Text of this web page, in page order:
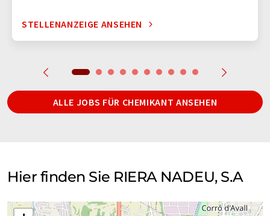
STELLENANZEIGE ANSEHEN
ALLE JOBS FÜR CHEMIKANT ANSEHEN
Hier finden Sie RIERA NADEU, S.A